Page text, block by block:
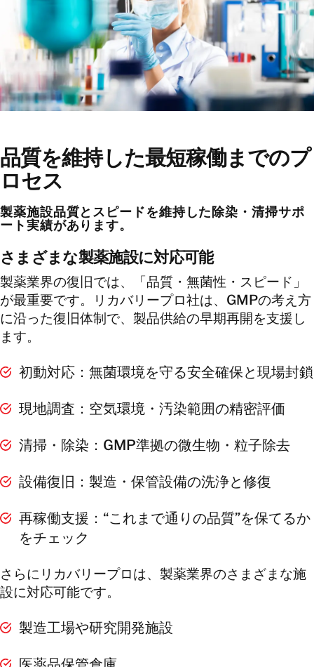
品質を維持した最短稼働までのプ
ロセス
製薬施設品質とスピードを維持した除染・清掃サポ
ート実績があります。
さまざまな製薬施設に対応可能
製薬業界の復旧では、「品質・無菌性・スピード」
が最重要です。リカバリープロ社は、GMPの考え方
に沿った復旧体制で、製品供給の早期再開を支援し
ます。
初動対応：無菌環境を守る安全確保と現場封鎖
現地調査：空気環境・汚染範囲の精密評価
清掃・除染：GMP準拠の微生物・粒子除去
設備復旧：製造・保管設備の洗浄と修復
再稼働支援：“これまで通りの品質”を保てるか
をチェック
さらにリカバリープロは、製薬業界のさまざまな施
設に対応可能です。
製造工場や研究開発施設